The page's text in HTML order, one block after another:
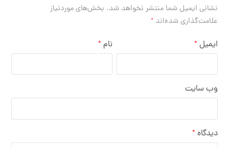
نشانی ایمیل شما منتشر نخواهد شد. بخش‌های موردنیاز
علامت‌گذاری شده‌اند*
نام * ایمیل *
وب‌ سایت
دیدگاه *